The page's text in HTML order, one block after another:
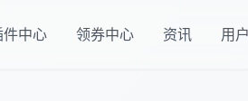
件中心 领券中心 资讯 用